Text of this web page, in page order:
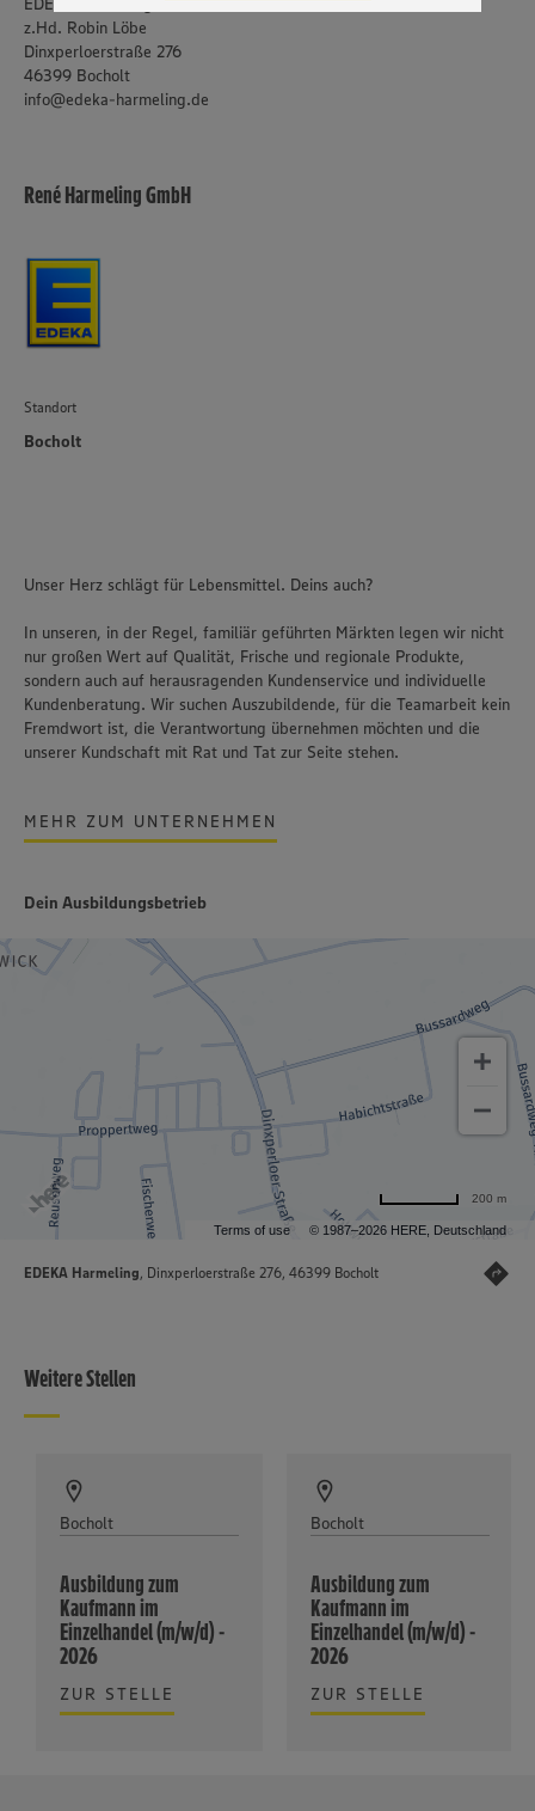
genannten Dienste Ihre Daten verarbeiten. Weitere
Informationen zur Nutzung der Dienste finden Sie in
unseren Datenschutzhinweisen sowie in unserer Cookie
Policy unter den Stichworten „YouTube” und „Vimeo”.
z.Hd. Robin Löbe
Dinxperloerstraße 276
46399 Bocholt
info@edeka-harmeling.de
René Harmeling GmbH
Standort
Bocholt
Unser Herz schlägt für Lebensmittel. Deins auch?
In unseren, in der Regel, familiär geführten Märkten legen wir nicht
nur großen Wert auf Qualität, Frische und regionale Produkte,
sondern auch auf herausragenden Kundenservice und individuelle
Kundenberatung. Wir suchen Auszubildende, für die Teamarbeit kein
Fremdwort ist, die Verantwortung übernehmen möchten und die
unserer Kundschaft mit Rat und Tat zur Seite stehen.
MEHR ZUM UNTERNEHMEN
Dein Ausbildungsbetrieb
Terms of use © 1987–2026 HERE, Deutschland
200 m
EDEKA Harmeling, Dinxperloerstraße 276, 46399 Bocholt
Weitere Stellen
Bocholt
Ausbildung zum
Kaufmann im
Einzelhandel (m/w/d) -
2026
ZUR STELLE
Bocholt
Ausbildung zum
Kaufmann im
Einzelhandel (m/w/d) -
2026
ZUR STELLE